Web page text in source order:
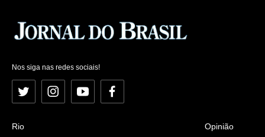
Nos siga nas redes sociais!
Twitter InstagramYouTubeFacebook
Rio
Opinião